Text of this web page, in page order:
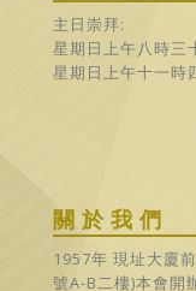
主日崇拜:
星期日上午八時三
星期日上午十一時
關於我們
1957年 現址大廈
號A-B二樓)本會開